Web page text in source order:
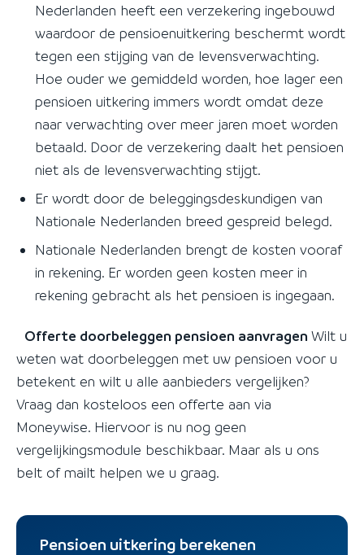
Nederlanden heeft een verzekering ingebouwd
waardoor de pensioenuitkering beschermt wordt
tegen een stijging van de levensverwachting.
Hoe ouder we gemiddeld worden, hoe lager een
pensioen uitkering immers wordt omdat deze
naar verwachting over meer jaren moet worden
betaald. Door de verzekering daalt het pensioen
niet als de levensverwachting stijgt.
Er wordt door de beleggingsdeskundigen van
Nationale Nederlanden breed gespreid belegd.
Nationale Nederlanden brengt de kosten vooraf
in rekening. Er worden geen kosten meer in
rekening gebracht als het pensioen is ingegaan.
Offerte doorbeleggen pensioen aanvragen Wilt u
weten wat doorbeleggen met uw pensioen voor u
betekent en wilt u alle aanbieders vergelijken?
Vraag dan kosteloos een offerte aan via
Moneywise. Hiervoor is nu nog geen
vergelijkingsmodule beschikbaar. Maar als u ons
belt of mailt helpen we u graag.
Pensioen uitkering berekenen